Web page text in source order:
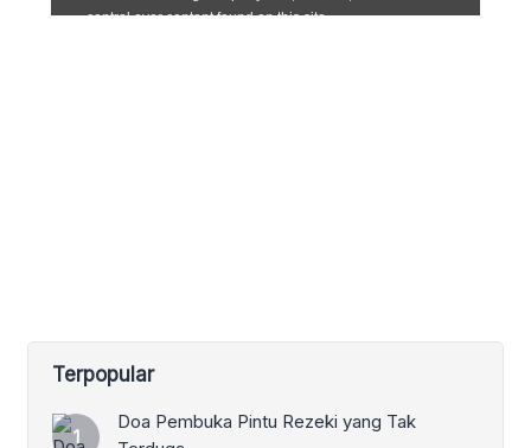
Terpopular
Doa Pembuka Pintu Rezeki yang Tak